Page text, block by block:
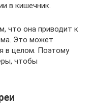
в кишечник.
что она приводит к
Это может
в целом. Поэтому
чтобы